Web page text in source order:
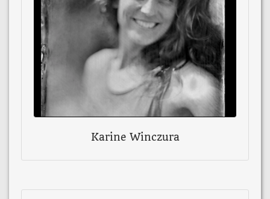
Karine Winczura